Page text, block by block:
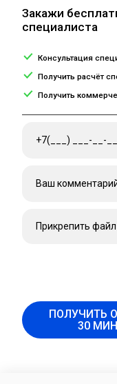
Закажи
специалиста
Консультация
Получить расчёт
Получить
Прикрепить файл
ПОЛУЧИТЬ
30